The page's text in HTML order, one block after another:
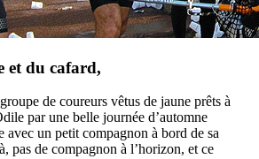
et du cafard,
de coureurs vêtus de jaune prêts à
par une belle journée d’automne
avec un petit compagnon à bord de sa
pas de compagnon à l’horizon, et ce